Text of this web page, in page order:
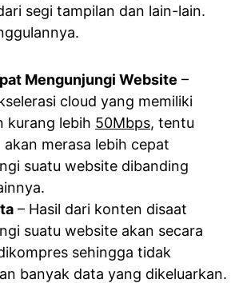
segi tampilan dan lain-lain.
Mengunjungi Website –
cloud yang memiliki
kurang lebih 50Mbps, tentu
akan merasa lebih cepat
suatu website dibanding
– Hasil dari konten disaat
suatu website akan secara
sehingga tidak
banyak data yang dikeluarkan.